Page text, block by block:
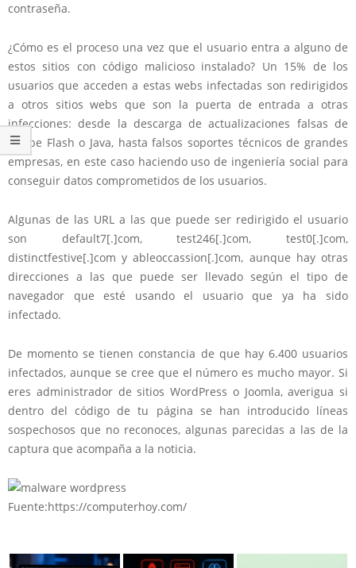
contraseña.
¿Cómo es el proceso una vez que el usuario entra a alguno de
estos sitios con código malicioso instalado? Un 15% de los
usuarios que acceden a estas webs infectadas son redirigidos
a otros sitios websque son la puerta de entrada a otras
infecciones: desde la descarga de actualizaciones falsas de
Adobe Flash o Java, hasta falsos soportes técnicos de grandes
empresas, en este caso haciendo uso de ingeniería social para
conseguir datos comprometidos de los usuarios.
Algunas de las URL a las que puede ser redirigido el usuario
son default7[.]com, test246[.]com, test0[.]com,
distinctfestive[.]com y ableoccassion[.]com, aunque hay otras
direcciones a las que puede ser llevado según el tipo de
navegador que esté usandoel usuario que ya ha sido
infectado.
De momento se tienen constancia de que hay6.400 usuarios
infectados, aunque se cree que el número es mucho mayor. Si
eres administrador de sitios WordPress o Joomla, averigua si
dentro del código de tu página se han introducido líneas
sospechosos que no reconoces, algunas parecidas a las de la
captura que acompaña a la noticia.
Fuente:https://computerhoy.com/